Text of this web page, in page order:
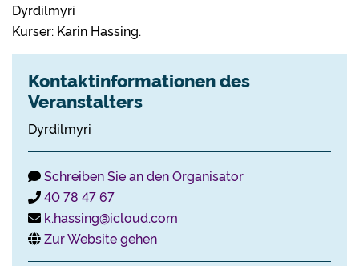
Dyrdilmyri
Kurser: Karin Hassing.
Kontaktinformationen des
Veranstalters
Dyrdilmyri
Schreiben Sie an den Organisator
40 78 47 67
k.hassing@icloud.com
Zur Website gehen